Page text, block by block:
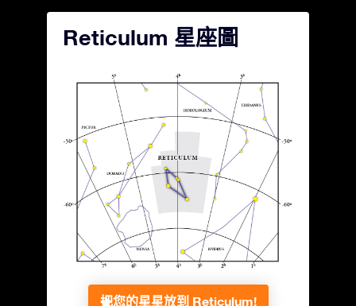
Reticulum 星座圖
把您的星星放到 Reticulum!